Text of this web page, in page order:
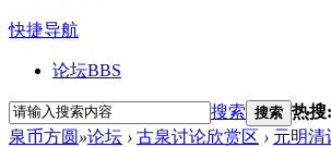
快捷导航
论坛BBS
搜索 搜索 热搜:
泉币方圆 »论坛 › 古泉讨论欣赏区 › 元明清